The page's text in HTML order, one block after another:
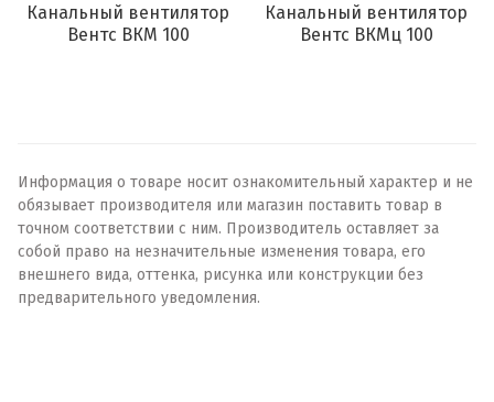
Канальный вентилятор
Вентс ВКМ 100
Канальный вентилятор
Вентс ВКМц 100
Информация о товаре носит ознакомительный характер и не
обязывает производителя или магазин поставить товар в
точном соответствии с ним. Производитель оставляет за
собой право на незначительные изменения товара, его
внешнего вида, оттенка, рисунка или конструкции без
предварительного уведомления.